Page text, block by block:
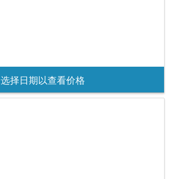
选择日期以查看价格